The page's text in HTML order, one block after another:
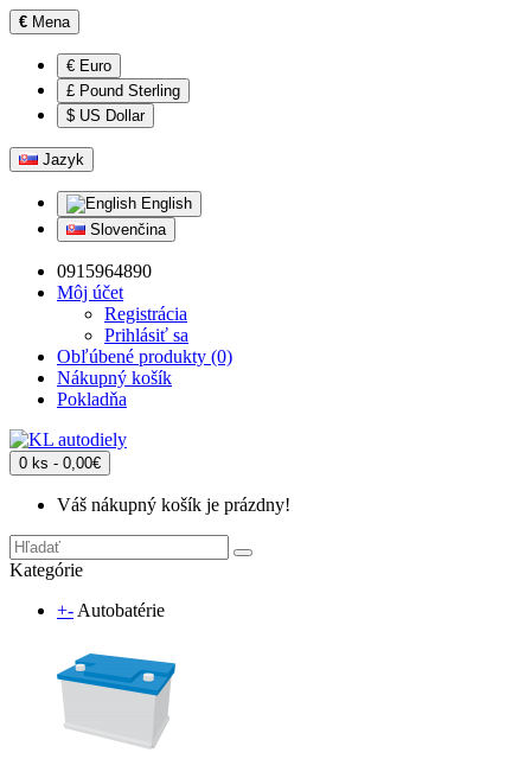
€ Mena
€ Euro
£ Pound Sterling
$ US Dollar
Jazyk
English
Slovenčina
0915964890
Môj účet
Registrácia
Prihlásiť sa
Obľúbené produkty (0)
Nákupný košík
Pokladňa
0 ks - 0,00€
Váš nákupný košík je prázdny!
Kategórie
+- Autobatérie